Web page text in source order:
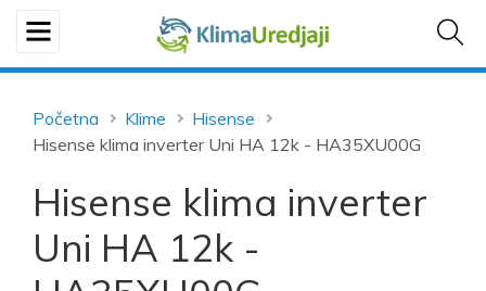
Početna Klime
Hisense
Hisense klima inverter Uni HA 12k - HA35XU00G
Hisense klima inverter
Uni HA 12k -